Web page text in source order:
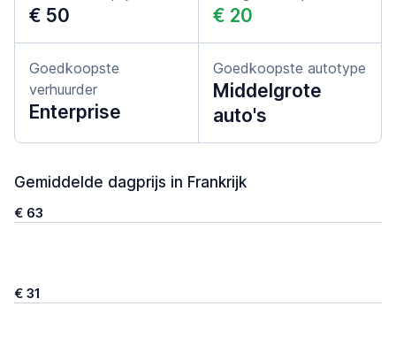
€ 50 € 20
Goedkoopste
verhuurder
Enterprise
Goedkoopste autotype
Middelgrote
auto's
Gemiddelde dagprijs in Frankrijk
€ 63
€ 31